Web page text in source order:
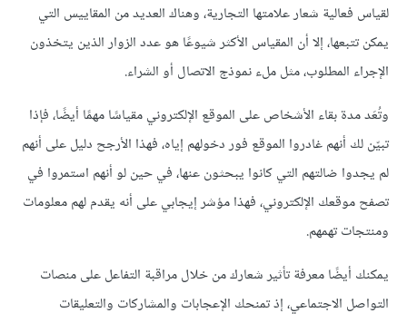
لقياس فعالية شعار علامتها التجارية، وهناك العديد من المقاييس التي
يمكن تتبعها، إلا أن المقياس الأكثر شيوعًا هو عدد الزوار الذين يتخذون
الإجراء المطلوب، مثل ملء نموذج الاتصال أو الشراء.
وتُعَد مدة بقاء الأشخاص على الموقع الإلكتروني مقياسًا مهمًا أيضًا، فإذا
تبيّن لك أنهم غادروا الموقع فور دخولهم إياه، فهذا الأرجح دليل على أنهم
لم يجدوا ضالتهم التي كانوا يبحثون عنها، في حين لو أنهم استمروا في
تصفح موقعك الإلكتروني، فهذا مؤشر إيجابي على أنه يقدم لهم معلومات
ومنتجات تهمهم.
يمكنك أيضًا معرفة تأثير شعارك من خلال مراقبة التفاعل على منصات
التواصل الاجتماعي، إذ تمنحك الإعجابات والمشاركات والتعليقات